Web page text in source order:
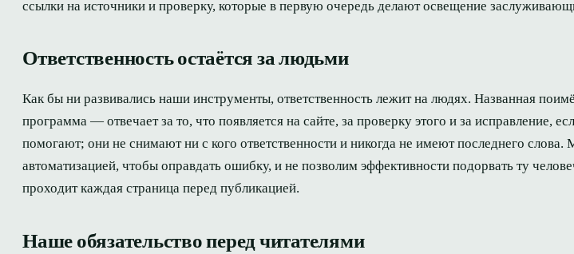
ссылки на источники и проверку, которые в первую очередь делают освещение
Ответственность остаётся за людьми
Как бы ни развивались наши инструменты, ответственность лежит на людях. Названная
программа — отвечает за то, что появляется на сайте, за проверку этого и за исправление,
помогают; они не снимают ни с кого ответственности и никогда не имеют последнего слова.
автоматизацией, чтобы оправдать ошибку, и не позволим эффективности подорвать ту
проходит каждая страница перед публикацией.
Наше обязательство перед читателями